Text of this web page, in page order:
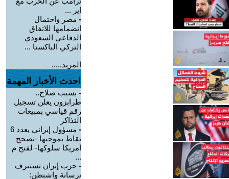
إير ...
- مصر واحتمال
انضمامها للاتفاق
الدفاعي السعودي
التركي الباكستا ...
المزيد.....
احدث الأخبار المهمة
- بسبب صلاح..
طرابزون يعلن تسجيل
رقم قياسي بمبيعات
التذاكر
-
مسؤول إيراني يعدد 6
نقاط بموجبها -تصحح
أمريكا سلوكها- لفتح م
...
- حرب إيران تستنزف
ترسانة واشنطن: